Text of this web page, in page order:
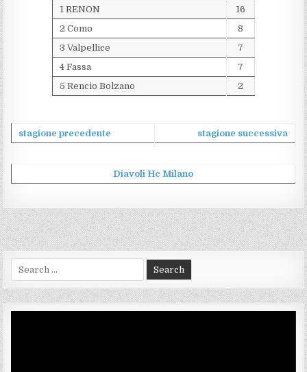
1 RENON
16
2 Como
8
3 Valpellice
7
4 Fassa
7
5 Rencio Bolzano
2
stagione precedente stagione successiva
Diavoli Hc Milano
for: